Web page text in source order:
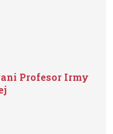
Profesor Irmy